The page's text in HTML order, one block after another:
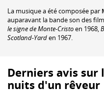
La musique a été composée par
auparavant la bande son des
le signe de Monte-Cristoen 1968,
Scotland-Yarden 1967.
Derniers avis sur
nuits d'un rêveur